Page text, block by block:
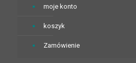
moje konto
koszyk
Zamówienie